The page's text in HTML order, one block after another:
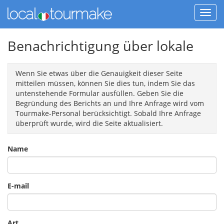
Benachrichtigung über lokale
Wenn Sie etwas über die Genauigkeit dieser Seite
mitteilen müssen, können Sie dies tun, indem Sie das
untenstehende Formular ausfüllen. Geben Sie die
Begründung des Berichts an und Ihre Anfrage wird vom
Tourmake-Personal berücksichtigt. Sobald Ihre Anfrage
überprüft wurde, wird die Seite aktualisiert.
Name
E-mail